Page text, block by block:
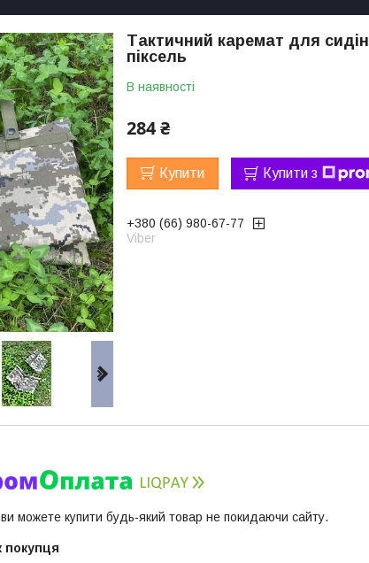
Тактичний каремат для
піксель
В наявності
284 ₴
Купити Купити з
+380 (66) 980-67-77
Viber
ви можете купити будь-який товар не покидаючи сайту.
покупця